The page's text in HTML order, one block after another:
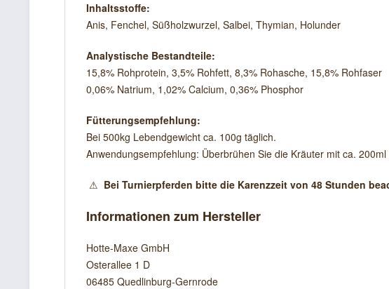
Inhaltsstoffe:
Anis, Fenchel, Süßholzwurzel, Salbei, Thymian, Holunder
Analystische Bestandteile:
15,8% Rohprotein, 3,5% Rohfett, 8,3% Rohasche, 15,8% Rohfaser
0,06% Natrium, 1,02% Calcium, 0,36% Phosphor
Fütterungsempfehlung:
Bei 500kg Lebendgewicht ca. 100g täglich.
Anwendungsempfehlung: Überbrühen Sie die Kräuter mit ca.
⚠ Bei Turnierpferden bitte die Karenzzeit von 48 Stunden
Informationen zum Hersteller
Hotte-Maxe GmbH
Osterallee 1 D
06485 Quedlinburg-Gernrode